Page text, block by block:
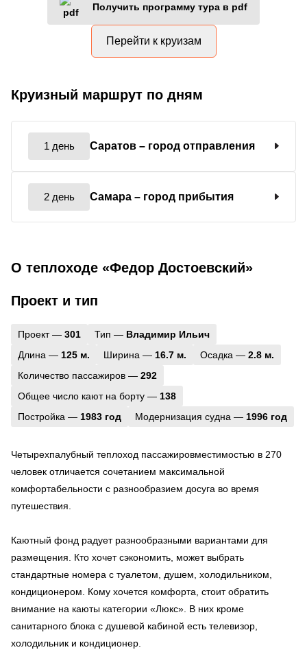
Получить программу тура в pdf
Перейти к круизам
Круизный маршрут по дням
1 день Саратов – город отправления
2 день Самара – город прибытия
О теплоходе «Федор Достоевский»
Проект и тип
Проект — 301 Тип — Владимир Ильич
Длина — 125 м. Ширина — 16.7 м. Осадка — 2.8 м.
Количество пассажиров — 292
Общее число кают на борту — 138
Постройка — 1983 год Модернизация судна — 1996 год
Четырехпалубный теплоход пассажировместимостью в 270
человек отличается сочетанием максимальной
комфортабельности с разнообразием досуга во время
путешествия.
Каютный фонд радует разнообразными вариантами для
размещения. Кто хочет сэкономить, может выбрать
стандартные номера с туалетом, душем, холодильником,
кондиционером. Кому хочется комфорта, стоит обратить
внимание на каюты категории «Люкс». В них кроме
санитарного блока с душевой кабиной есть телевизор,
холодильник и кондиционер.